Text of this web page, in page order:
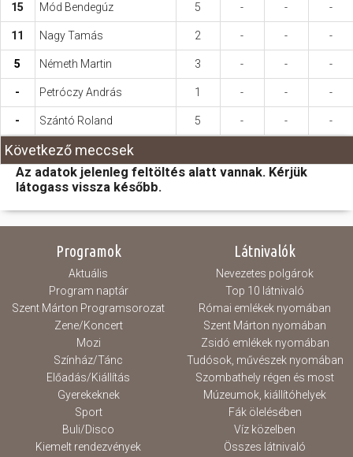
15 Mód Bendegúz 5 - - -
11 Nagy Tamás 2 - - -
5 Németh Martin 3 - - -
- Petróczy András 1 - - -
- Szántó Roland 5 - - -
Következő meccsek
Az adatok jelenleg feltöltés alatt vannak. Kérjük
látogass vissza később.
Programok
Aktuális
Program naptár
Szent Márton Programsorozat
Zene/Koncert
Mozi
Színház/Tánc
Előadás/Kiállítás
Gyerekeknek
Sport
Buli/Disco
Kiemelt rendezvények
Látnivalók
Nevezetes polgárok
Top 10 látnivaló
Római emlékek nyomában
Szent Márton nyomában
Zsidó emlékek nyomában
Tudósok, művészek nyomában
Szombathely régen és most
Múzeumok, kiállítóhelyek
Fák ölelésében
Víz közelben
Összes látnivaló